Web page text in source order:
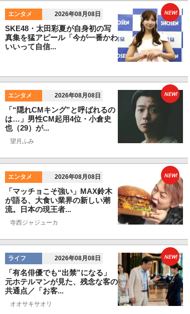
エンタメ 2026年08月08日
SKE48・太田彩夏が自身初の写
真集を猛アピール「今が一番かわ
いいって自信...
NEW!
エンタメ 2026年08月08日
「“隠れCMキング”と呼ばれるの
は…」男性CM起用4位・小倉史
也（29）が...
望月ふみ
NEW!
エンタメ 2026年08月08日
「マッチョこそ強い」MAX鈴木
が語る、大食い業界の新しい潮
流。日本の現王者...
寺西ジャジューカ
NEW!
ライフ 2026年08月08日
「有名俳優でも“出禁”になる」
元ホテルマンが見た、残念な客の
共通点／「お客...
オオサキサオリ
NEW!